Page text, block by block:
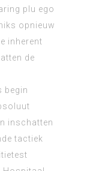
plu ego
opnieuw
inherent
de
begin
inschatten
tactiek